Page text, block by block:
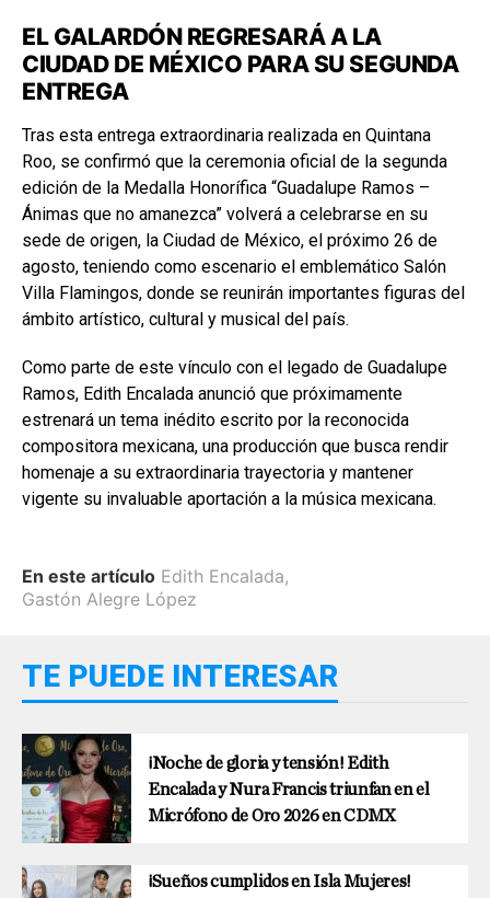
EL GALARDÓN REGRESARÁ A LA
CIUDAD DE MÉXICO PARA SU SEGUNDA
ENTREGA
Tras esta entrega extraordinaria realizada en Quintana
Roo, se confirmó que la ceremonia oficial de la segunda
edición de la Medalla Honorífica “Guadalupe Ramos –
Ánimas que no amanezca” volverá a celebrarse en su
sede de origen, la Ciudad de México, el próximo 26 de
agosto, teniendo como escenario el emblemático Salón
Villa Flamingos, donde se reunirán importantes figuras del
ámbito artístico, cultural y musical del país.
Como parte de este vínculo con el legado de Guadalupe
Ramos, Edith Encalada anunció que próximamente
estrenará un tema inédito escrito por la reconocida
compositora mexicana, una producción que busca rendir
homenaje a su extraordinaria trayectoria y mantener
vigente su invaluable aportación a la música mexicana.
En este artículo Edith Encalada,
Gastón Alegre López
TE PUEDE INTERESAR
¡Noche de gloria y tensión! Edith
Encalada y Nura Francis triunfan en el
Micrófono de Oro 2026 en CDMX
¡Sueños cumplidos en Isla Mujeres!